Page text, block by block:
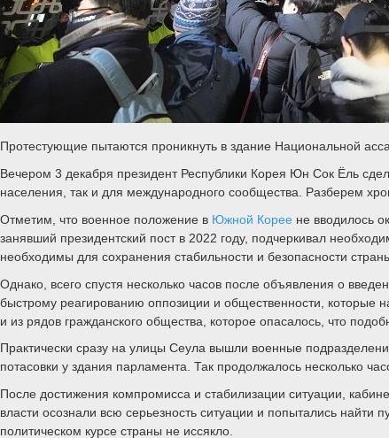
Протестующие пытаются проникнуть в здание Национальной
Вечером 3 декабря президент Республики Корея Юн Сок Ёль
населения, так и для международного сообщества. Разберем
Отметим, что военное положение в Южной Корее не вводилось
занявший президентский пост в 2022 году, подчеркивал
необходимы для сохранения стабильности и безопасности
Однако, всего спустя несколько часов после объявления о
быстрому реагированию оппозиции и общественности, которые
и из рядов гражданского общества, которое опасалось, что
Практически сразу на улицы Сеула вышли военные
потасовки у здания парламента. Так продолжалось несколько
После достижения компромисса и стабилизации ситуации,
власти осознали всю серьезность ситуации и попытались
политическом курсе страны не иссякло.